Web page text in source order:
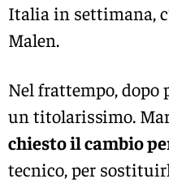
Italia in settimana,
Malen.
Nel frattempo,
un titolarissimo.
chiesto il cambio
tecnico, per